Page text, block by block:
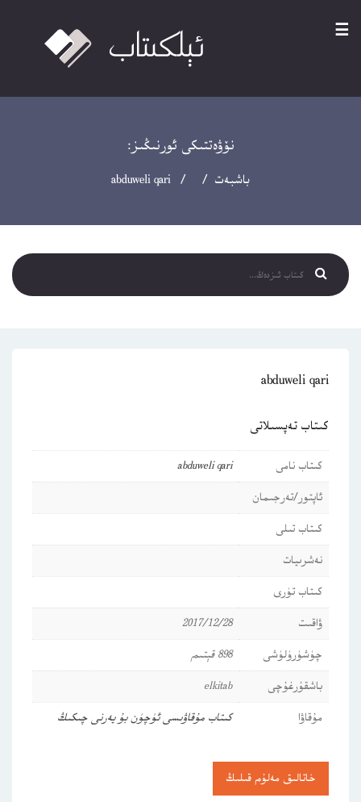
☰
نۆۋەتتىكى ئورنىڭىز:
باشبەت / / abduweli qari
abduweli qari
كىتاب تەپسىلاتى
كىتاب نامى
abduweli qari
ئاپتور/تەرجىمان
كىتاب تىلى
نەشرىيات
كىتاب تۈرى
ۋاقىت
2017/12/28
چۈشۈرۈلۈشى
898 قېتىم
باشقۇرغۇچى
elkitab
مۇقاۋا
كىتاب مۇقاۋىسى ئۈچۈن بۇ يەرنى چىكىڭ
خاتالىق مەلۇم قىلىڭ